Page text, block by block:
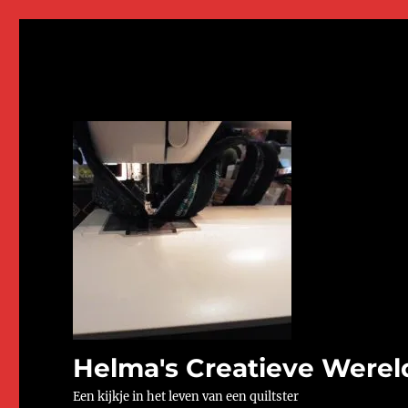
Helma's Creatieve
Een kijkje in het leven van een quiltster